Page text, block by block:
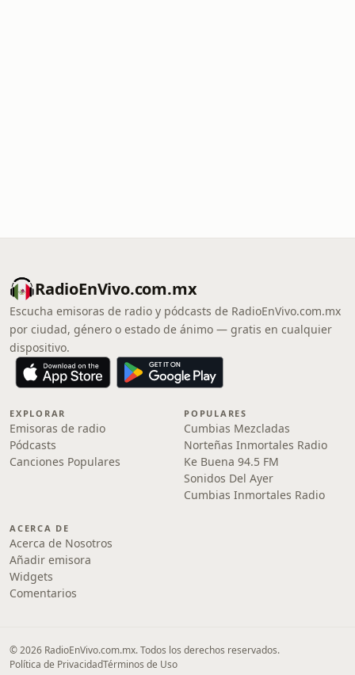
RadioEnVivo.com.mx
Escucha emisoras de radio y pódcasts de RadioEnVivo.com.mx
por ciudad, género o estado de ánimo — gratis en cualquier
dispositivo.
EXPLORAR
Emisoras de radio
Pódcasts
Canciones Populares
POPULARES
Cumbias Mezcladas
Norteñas Inmortales Radio
Ke Buena 94.5 FM
Sonidos Del Ayer
Cumbias Inmortales Radio
ACERCA DE
Acerca de Nosotros
Añadir emisora
Widgets
Comentarios
© 2026 RadioEnVivo.com.mx. Todos los derechos reservados.
Política de PrivacidadTérminos de Uso